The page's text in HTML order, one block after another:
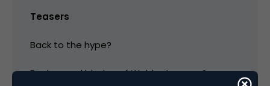
Teasers
Back to the hype?
Reclamevakbladen of Weblogtoppers?